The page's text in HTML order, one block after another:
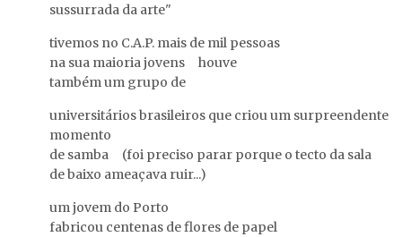
Albuquerque Mendes no
O escorrega.
sussurrada da arte"
tivemos no C.A.P. mais de mil pessoas
na sua maioria jovens houve
também um grupo de
universitários brasileiros que criou um surpreendente
momento
de samba (foi preciso parar porque o tecto da sala
de baixo ameaçava ruir...)
um jovem do Porto
fabricou centenas de flores de papel